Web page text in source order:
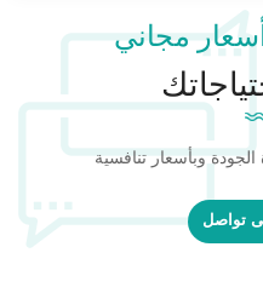
مجاني
تواصل